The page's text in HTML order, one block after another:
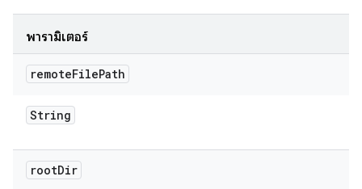
พารามิเตอร์
remoteFilePath
String
rootDir